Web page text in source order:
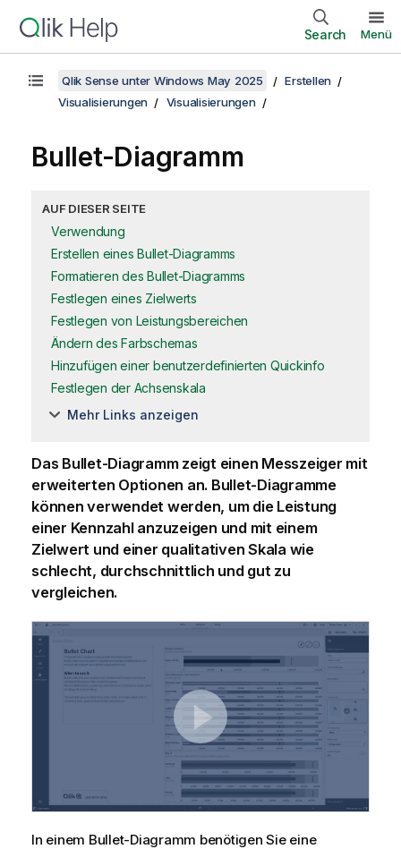
Search Menü
Qlik Sense unter Windows May 2025
Erstellen
Visualisierungen
Visualisierungen
Bullet-Diagramm
AUF DIESER SEITE
Verwendung
Erstellen eines Bullet-Diagramms
Formatieren des Bullet-Diagramms
Festlegen eines Zielwerts
Festlegen von Leistungsbereichen
Ändern des Farbschemas
Hinzufügen einer benutzerdefinierten Quickinfo
Festlegen der Achsenskala
Mehr Links anzeigen
Das Bullet-Diagramm zeigt einen Messzeiger mit
erweiterten Optionen an. Bullet-Diagramme
können verwendet werden, um die Leistung
einer Kennzahl anzuzeigen und mit einem
Zielwert und einer qualitativen Skala wie
schlecht, durchschnittlich und gut zu
vergleichen.
In einem Bullet-Diagramm benötigen Sie eine